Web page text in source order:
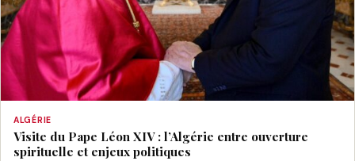
ALGÉRIE
Visite du Pape Léon XIV : l’Algérie entre ouverture
spirituelle et enjeux politiques